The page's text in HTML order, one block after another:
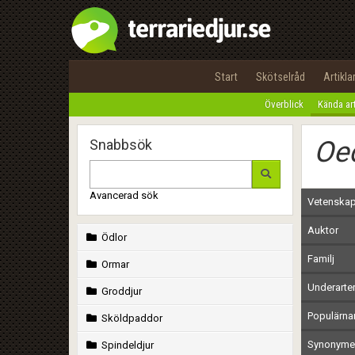
Start Skötselråd Artiklar
Överblick Kända
Snabbsök
Avancerad sök
Ödlor
Ormar
Groddjur
Sköldpaddor
Spindeldjur
Auktor
Familj
Underarter